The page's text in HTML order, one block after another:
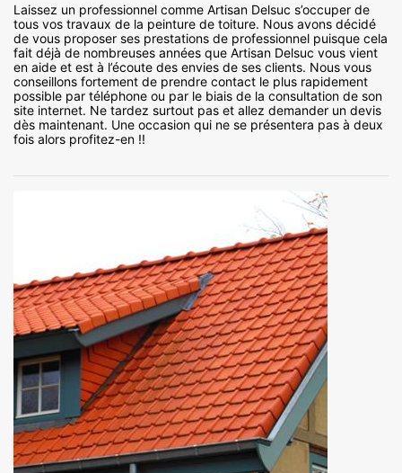
Laissez un professionnel comme Artisan Delsuc s’occuper de
tous vos travaux de la peinture de toiture. Nous avons décidé
de vous proposer ses prestations de professionnel puisque cela
fait déjà de nombreuses années que Artisan Delsuc vous vient
en aide et est à l’écoute des envies de ses clients. Nous vous
conseillons fortement de prendre contact le plus rapidement
possible par téléphone ou par le biais de la consultation de son
site internet. Ne tardez surtout pas et allez demander un devis
dès maintenant. Une occasion qui ne se présentera pas à deux
fois alors profitez-en !!